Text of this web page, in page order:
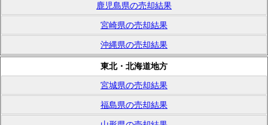
鹿児島県の売却結果
宮崎県の売却結果
沖縄県の売却結果
東北・北海道地方
宮城県の売却結果
福島県の売却結果